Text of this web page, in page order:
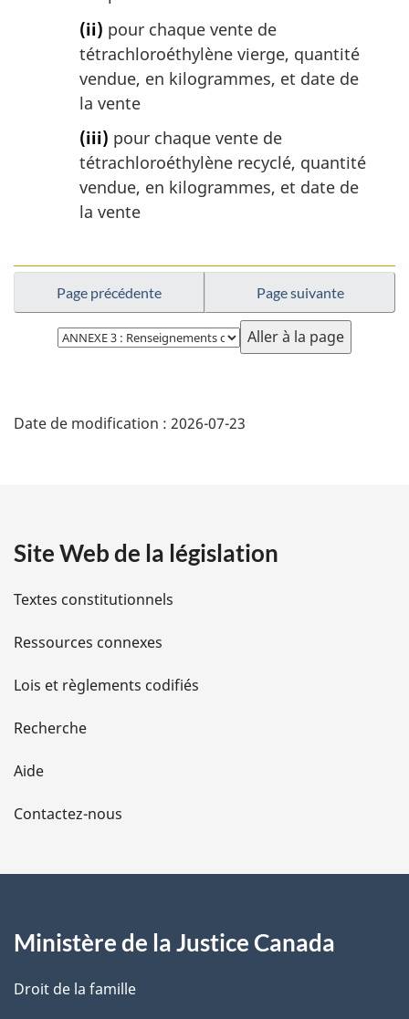
(ii) pour chaque vente de
tétrachloroéthylène vierge, quantité
vendue, en kilogrammes, et date de
la vente
(iii) pour chaque vente de
tétrachloroéthylène recyclé, quantité
vendue, en kilogrammes, et date de
la vente
Page précédente Page suivante
Choisissez
la
é
i
l
s
d
e
l
a
e
Date de modification : 2026-07-23
Site Web de la législation
Textes constitutionnels
Ressources connexes
Lois et règlements codifiés
Recherche
Aide
Contactez-nous
Ministère de la Justice Canada
Droit de la famille